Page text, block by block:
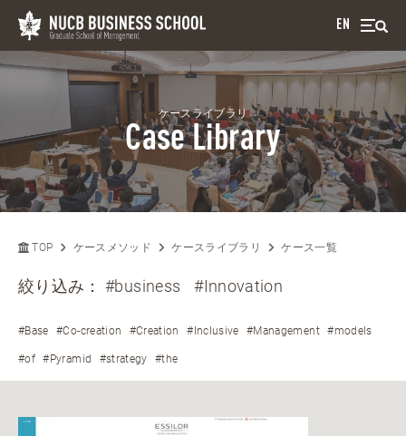
EN
ケースライブラリ
Case Library
TOP ケースメソッド ケースライブラリ ケース一覧
絞り込み：#business #Innovation
#Base #Co-creation #Creation #Inclusive #Management #models
#of #Pyramid #strategy #the